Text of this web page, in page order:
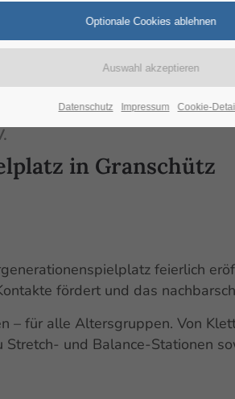
in Granschütz
feierlich
fördert und das
– für alle Altersgruppen. Von
und Balance-Stationen
Datenschutz Impressum Cookie-